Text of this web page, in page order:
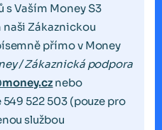
Vaším Money S3
Zákaznickou
přímo v Money
/ Zákaznická podpora
nebo
522 503 (pouze pro
službou